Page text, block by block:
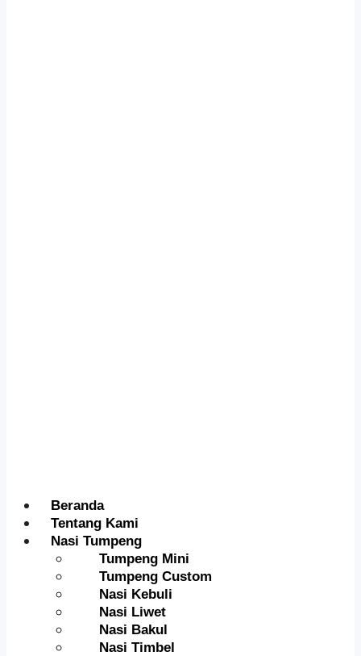
Menu
Beranda
Tentang Kami
Nasi Tumpeng
Tumpeng Mini
Tumpeng Custom
Nasi Kebuli
Nasi Liwet
Nasi Bakul
Nasi Timbel